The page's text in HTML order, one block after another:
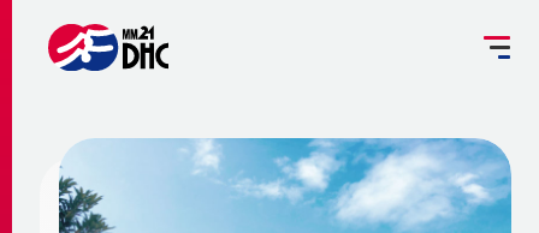
設備管理受託のご案内
お客さま専用ページ
大